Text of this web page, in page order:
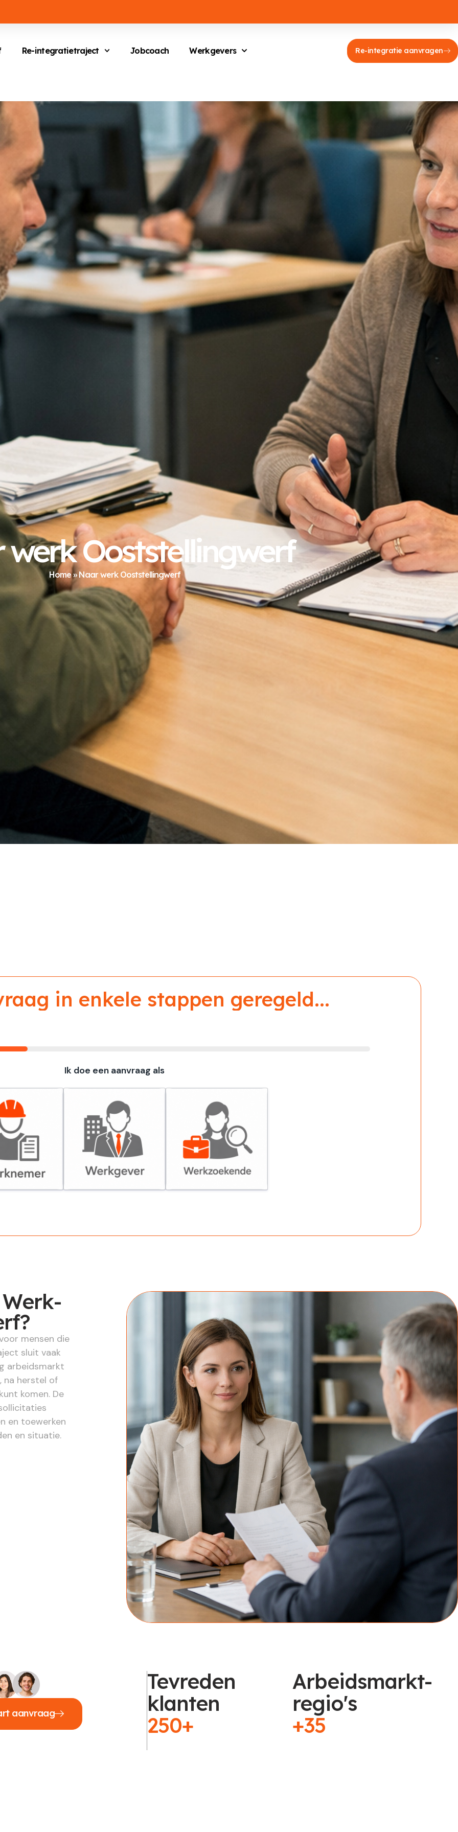
Re-integratietraject Jobcoach Werkgevers Re-integratie aanvragen
Ooststellingwerf
Home» Naar werk Ooststellingwerf
in enkele stappen geregeld...
Ik doe een aanvraag als
Werkgever Werkzoekende
mensen die
sluit vaak
arbeidsmarkt
na herstel of
komen. De
en toewerken
en situatie.
aanvraag
Tevreden
klanten
250+
Arbeidsmarkt-
regio's
+35